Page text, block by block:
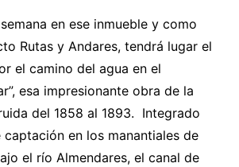
en ese inmueble y como
Rutas y Andares, tendrá lugar el
el camino del agua en el
esa impresionante obra de la
del 1858 al 1893. Integrado
en los manantiales de
el río Almendares, el canal de